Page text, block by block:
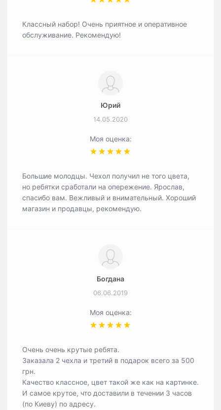
Классный набор! Очень приятное и оперативное
обслуживание. Рекомендую!
Юрий
14.05.2020
Моя оценка:
Большие молодцы. Чехол получил не того цвета,
но ребятки сработали на опережение. Ярослав,
спасибо вам. Вежливый и внимательный. Хороший
магазин и продавцы, рекомендую.
Богдана
06.06.2019
Моя оценка:
Очень очень крутые ребята.
Заказала 2 чехла и третий в подарок всего за 500
грн.
Качество классное, цвет такой же как на картинке.
И самое крутое, что доставили в течении 3 часов
(по Киеву) по адресу.